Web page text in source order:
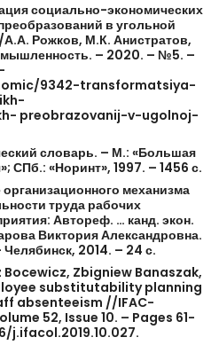
социально-экономических
в угольной
/А.А. Рожков, М.К. Анистратов,
– 2020. – №5. –
9342-transformatsiya-
preobrazovanij-v-ugolnoj-
словарь. – М.: «Большая
СПб.: «Норинт», 1997. – 1456 с.
организационного механизма
труда рабочих
Автореф. … канд. экон.
ВикторияАлександровна.
Челябинск, 2014. – 24 с.
Bocewicz, Zbigniew Banaszak,
substitutability planning
absenteeism //IFAC-
52, Issue 10. – Pages 61-
j.ifacol.2019.10.027.